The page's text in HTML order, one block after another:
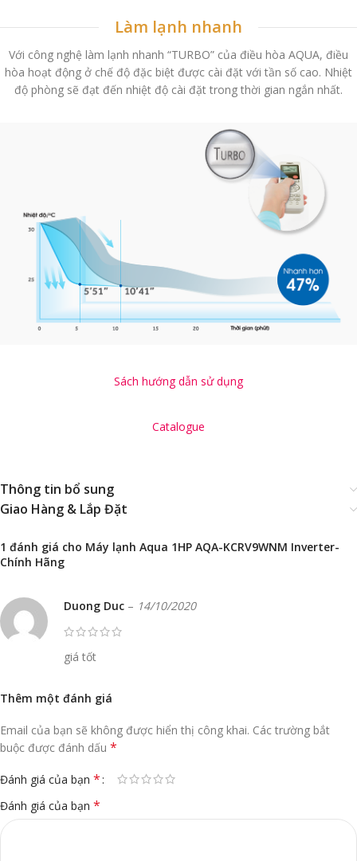
Làm lạnh nhanh
Với công nghệ làm lạnh nhanh “TURBO” của điều hòa AQUA, điều
hòa hoạt động ở chế độ đặc biệt được cài đặt với tần số cao. Nhiệt
độ phòng sẽ đạt đến nhiệt độ cài đặt trong thời gian ngắn nhất.
Sách hướng dẫn sử dụng
Catalogue
Thông tin bổ sung
Giao Hàng & Lắp Đặt
1 đánh giá cho Máy lạnh Aqua 1HP AQA-KCRV9WNM Inverter-
Chính Hãng
Duong Duc – 14/10/2020
giá tốt
Thêm một đánh giá
Email của bạn sẽ không được hiển thị công khai. Các trường bắt
buộc được đánh dấu *
Đánh giá của bạn *
Đánh giá của bạn *